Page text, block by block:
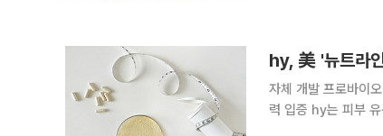
hy, 美 '뉴트라
자체 개발 프로바이
력 입증 hy는 피부 유산균 '스킨케어 HY7714'와 체지방 감소 유산균 '팻슬림